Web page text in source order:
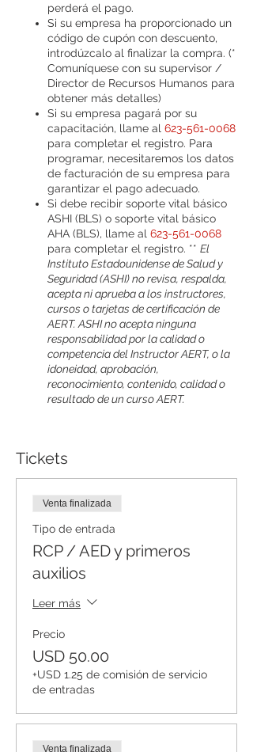
perderá el pago.
Si su empresa ha proporcionado un
código de cupón con descuento,
introdúzcalo al finalizar la compra. (*
Comuníquese con su supervisor /
Director de Recursos Humanos para
obtener más detalles)
Si su empresa pagará por su
capacitación, llame al 623-561-0068
para completar el registro. Para
programar, necesitaremos los datos
de facturación de su empresa para
garantizar el pago adecuado.
Si debe recibir soporte vital básico
ASHI (BLS) o soporte vital básico
AHA (BLS), llame al 623-561-0068
para completar el registro. ** El
Instituto Estadounidense de Salud y
Seguridad (ASHI) no revisa, respalda,
acepta ni aprueba a los instructores,
cursos o tarjetas de certificación de
AERT. ASHI no acepta ninguna
responsabilidad por la calidad o
competencia del Instructor AERT, o la
idoneidad, aprobación,
reconocimiento, contenido, calidad o
resultado de un curso AERT.
Tickets
Venta finalizada
Tipo de entrada
RCP / AED y primeros
auxilios
Leer más
Precio
USD 50.00
+USD 1.25 de comisión de servicio
de entradas
Venta finalizada